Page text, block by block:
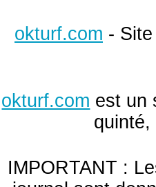
okturf.com -
okturf.com est un
IMPORTANT :